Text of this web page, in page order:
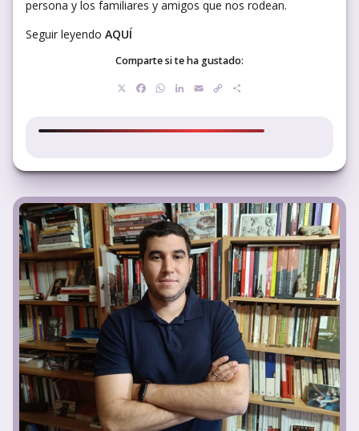
persona y los familiares y amigos que nos rodean.
Seguir leyendo AQUÍ
Comparte si te ha gustado:
Facebook
WhatsApp
LinkedIn
EmailCopy